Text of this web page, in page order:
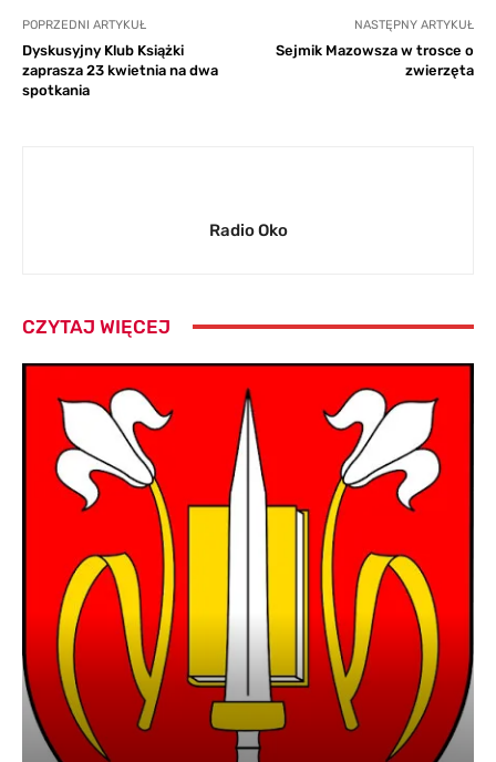
POPRZEDNI ARTYKUŁ
Dyskusyjny Klub Książki
zaprasza 23 kwietnia na dwa
spotkania
NASTĘPNY ARTYKUŁ
Sejmik Mazowsza w trosce o
zwierzęta
Radio Oko
CZYTAJ WIĘCEJ